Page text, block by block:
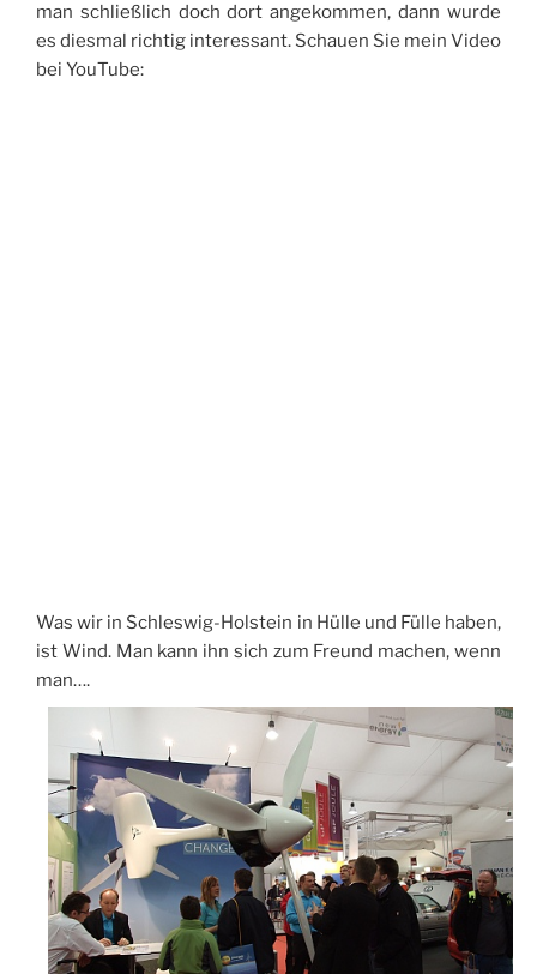
man schließlich doch dort angekommen, dann wurde
es diesmal richtig interessant. Schauen Sie mein Video
bei YouTube:
Was wir in Schleswig-Holstein in Hülle und Fülle haben,
ist Wind. Man kann ihn sich zum Freund machen, wenn
man….